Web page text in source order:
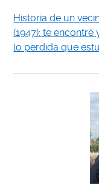
Historia de un
(1947): te encontré
lo perdida que